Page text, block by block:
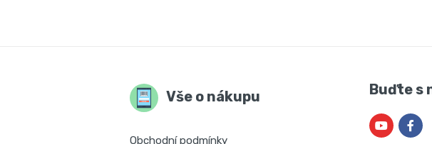
Vše o nákupu
Obchodní podmínky
Buďte s